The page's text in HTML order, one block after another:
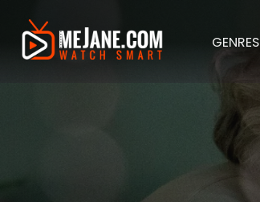
GENRES